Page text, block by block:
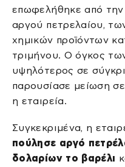
επωφελήθηκε από
αργού πετρελαίου,
χημικών προϊόντων
τριμήνου. Ο όγκος
υψηλότερος σε
παρουσίασε μείωση
η εταιρεία.
Συγκεκριμένα, η
πούλησε αργό
δολαρίων το βαρέλι